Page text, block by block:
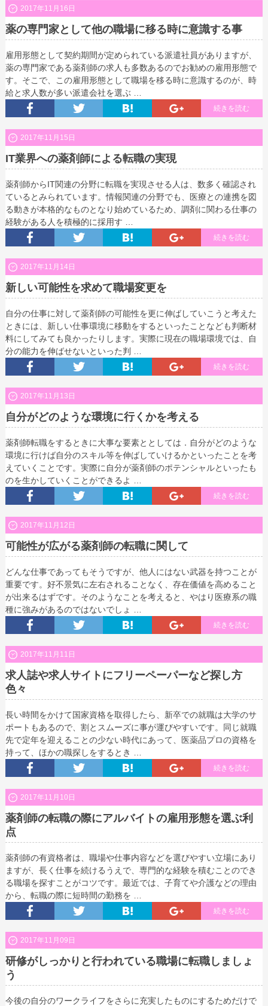
2017年11月16日
薬の専門家として他の職場に移る時に意識する事
雇用形態として契約期間が定められている派遣社員がありますが、
薬の専門家である薬剤師の求人も多数あるのでお勧めの雇用形態で
す。そこで、この雇用形態として職場を移る時に意識するのが、時
給と求人数が多い派遣会社を選ぶ …
続きを読む
2017年11月15日
IT業界への薬剤師による転職の実現
薬剤師からIT関連の分野に転職を実現させる人は、数多く確認され
ているとみられています。情報関連の分野でも、医療との連携を図
る動きが本格的なものとなり始めているため、調剤に関わる仕事の
経験がある人を積極的に採用す …
続きを読む
2017年11月14日
新しい可能性を求めて職場変更を
自分の仕事に対して薬剤師の可能性を更に伸ばしていこうと考えた
ときには、新しい仕事環境に移動をするといったことなども判断材
料にしてみても良かったりします。実際に現在の職場環境では、自
分の能力を伸ばせないといった判 …
続きを読む
2017年11月13日
自分がどのような環境に行くかを考える
薬剤師転職をするときに大事な要素ととしては．自分がどのような
環境に行けば自分のスキル等を伸ばしていけるかといったことを考
えていくことです。実際に自分が薬剤師のポテンシャルといったも
のを生かしていくことができるよ …
続きを読む
2017年11月12日
可能性が広がる薬剤師の転職に関して
どんな仕事であってもそうですが、他人にはない武器を持つことが
重要です。好不景気に左右されることなく、存在価値を高めること
が出来るはずです。そのようなことを考えると、やはり医療系の職
種に強みがあるのではないでしょ …
続きを読む
2017年11月11日
求人誌や求人サイトにフリーペーパーなど探し方
色々
長い時間をかけて国家資格を取得したら、新卒での就職は大学のサ
ポートもあるので、割とスムーズに事が運びやすいです。同じ就職
先で定年を迎えることの少ない時代にあって、医薬品プロの資格を
持って、ほかの職探しをするとき …
続きを読む
2017年11月10日
薬剤師の転職の際にアルバイトの雇用形態を選ぶ利
点
薬剤師の有資格者は、職場や仕事内容などを選びやすい立場にあり
ますが、長く仕事を続けるうえで、専門的な経験を積むことのでき
る職場を探すことがコツです。最近では、子育てや介護などの理由
から、転職の際に短時間の勤務を …
続きを読む
2017年11月09日
研修がしっかりと行われている職場に転職しましょ
う
今後の自分のワークライフをさらに充実したものにするためだけで